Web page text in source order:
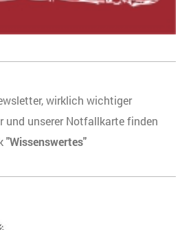
wirklich wichtiger
und unserer Notfallkarte finden
"Wissenswertes"